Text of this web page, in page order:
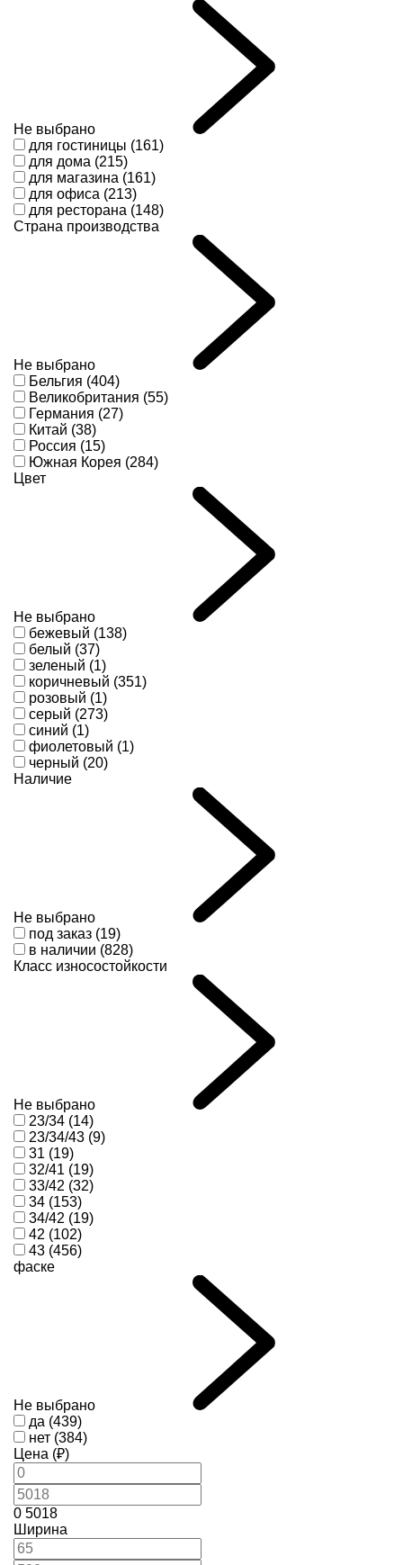
Не выбрано
для гостиницы (161)
для дома (215)
для магазина (161)
для офиса (213)
для ресторана (148)
Страна производства
Не выбрано
Бельгия (404)
Великобритания (55)
Германия (27)
Китай (38)
Россия (15)
Южная Корея (284)
Цвет
Не выбрано
бежевый (138)
белый (37)
зеленый (1)
коричневый (351)
розовый (1)
серый (273)
синий (1)
фиолетовый (1)
черный (20)
Наличие
Не выбрано
под заказ (19)
в наличии (828)
Класс износостойкости
Не выбрано
23/34 (14)
23/34/43 (9)
31 (19)
32/41 (19)
33/42 (32)
34 (153)
34/42 (19)
42 (102)
43 (456)
фаске
Не выбрано
да (439)
нет (384)
Цена (₽)
0 5018
Ширина